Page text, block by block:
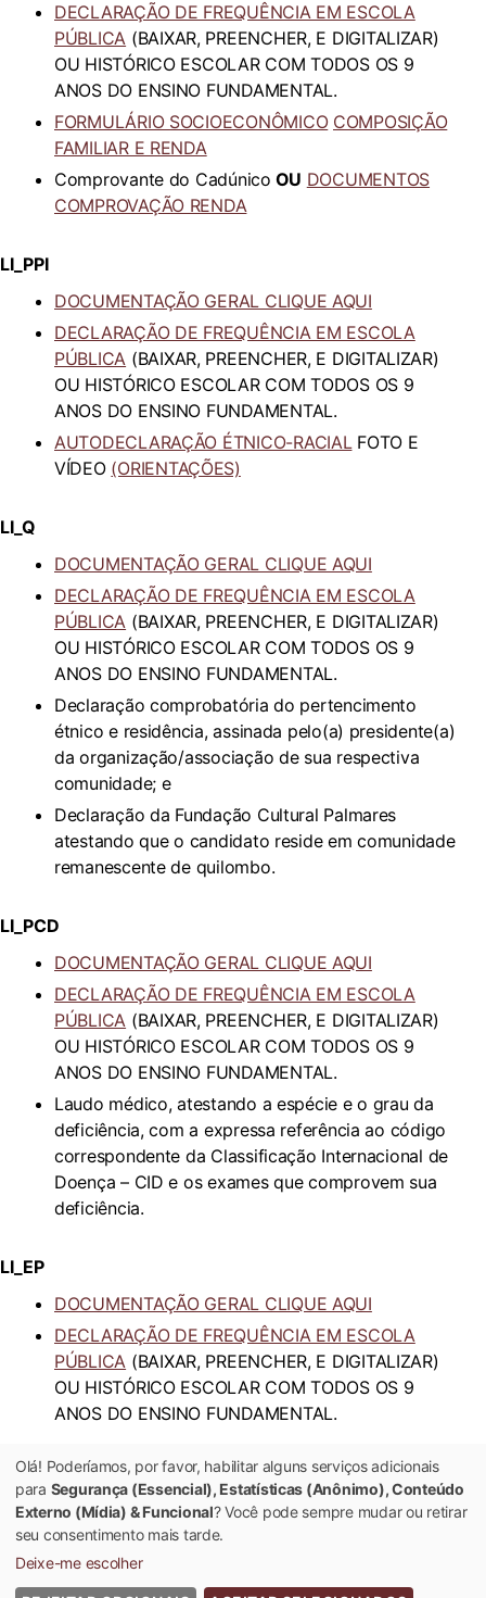
DECLARAÇÃO DE FREQUÊNCIA EM ESCOLA
PÚBLICA (BAIXAR, PREENCHER, E DIGITALIZAR)
OU HISTÓRICO ESCOLAR COM TODOS OS 9
ANOS DO ENSINO FUNDAMENTAL.
FORMULÁRIO SOCIOECONÔMICO COMPOSIÇÃO
FAMILIAR E RENDA
Comprovante do Cadúnico OU DOCUMENTOS
COMPROVAÇÃO RENDA
LI_PPI
DOCUMENTAÇÃO GERAL CLIQUE AQUI
DECLARAÇÃO DE FREQUÊNCIA EM ESCOLA
PÚBLICA (BAIXAR, PREENCHER, E DIGITALIZAR)
OU HISTÓRICO ESCOLAR COM TODOS OS 9
ANOS DO ENSINO FUNDAMENTAL.
AUTODECLARAÇÃO ÉTNICO-RACIALFOTO E
VÍDEO (ORIENTAÇÕES)
LI_Q
DOCUMENTAÇÃO GERAL CLIQUE AQUI
DECLARAÇÃO DE FREQUÊNCIA EM ESCOLA
PÚBLICA (BAIXAR, PREENCHER, E DIGITALIZAR)
OU HISTÓRICO ESCOLAR COM TODOS OS 9
ANOS DO ENSINO FUNDAMENTAL.
Declaração comprobatória do pertencimento
étnico e residência, assinada pelo(a) presidente(a)
da organização/associação de sua respectiva
comunidade; e
Declaração da Fundação Cultural Palmares
atestando que o candidato reside em comunidade
remanescente de quilombo.
LI_PCD
DOCUMENTAÇÃO GERAL CLIQUE AQUI
DECLARAÇÃO DE FREQUÊNCIA EM ESCOLA
PÚBLICA (BAIXAR, PREENCHER, E DIGITALIZAR)
OU HISTÓRICO ESCOLAR COM TODOS OS 9
ANOS DO ENSINO FUNDAMENTAL.
Laudo médico, atestando a espécie e o grau da
deficiência, com a expressa referência ao código
correspondente da Classificação Internacional de
Doença – CID e os exames que comprovem sua
deficiência.
LI_EP
DOCUMENTAÇÃO GERAL CLIQUE AQUI
DECLARAÇÃO DE FREQUÊNCIA EM ESCOLA
PÚBLICA (BAIXAR, PREENCHER, E DIGITALIZAR)
OU HISTÓRICO ESCOLAR COM TODOS OS 9
ANOS DO ENSINO FUNDAMENTAL.
AC
DOCUMENTAÇÃO GERAL CLIQUE AQUI
Olá! Poderíamos, por favor, habilitar alguns serviços adicionais
para Segurança (Essencial), Estatísticas (Anônimo), Conteúdo
Externo (Mídia) & Funcional? Você pode sempre mudar ou retirar
seu consentimento mais tarde.
Deixe-me escolher